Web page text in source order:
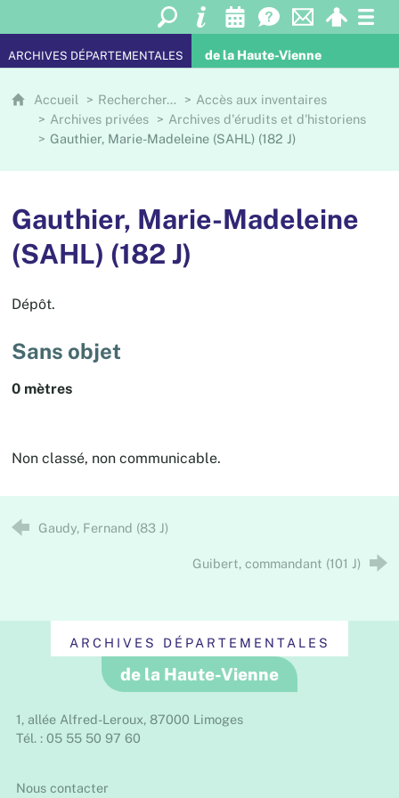
ARCHIVES DÉPARTEMENTALES de la Haute-Vienne
Accueil Rechercher…
Accès aux inventaires
Archives privées
Archives d'érudits et d'historiens
Gauthier, Marie-Madeleine (SAHL) (182 J)
Gauthier, Marie-Madeleine
(SAHL) (182 J)
Dépôt.
Sans objet
0 mètres
Non classé, non communicable.
Gaudy, Fernand (83 J)
Guibert, commandant (101 J)
ARCHIVES DÉPARTEMENTALES
de la Haute-Vienne
1, allée Alfred-Leroux, 87000 Limoges
Tél. : 05 55 50 97 60
Nous contacter